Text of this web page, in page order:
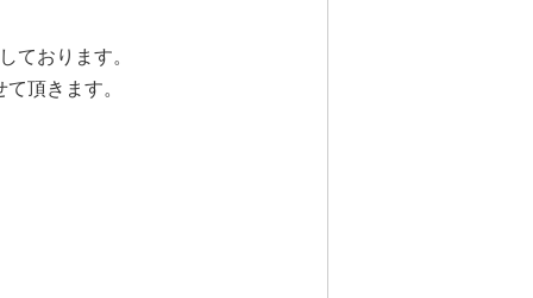
ております。
頂きます。